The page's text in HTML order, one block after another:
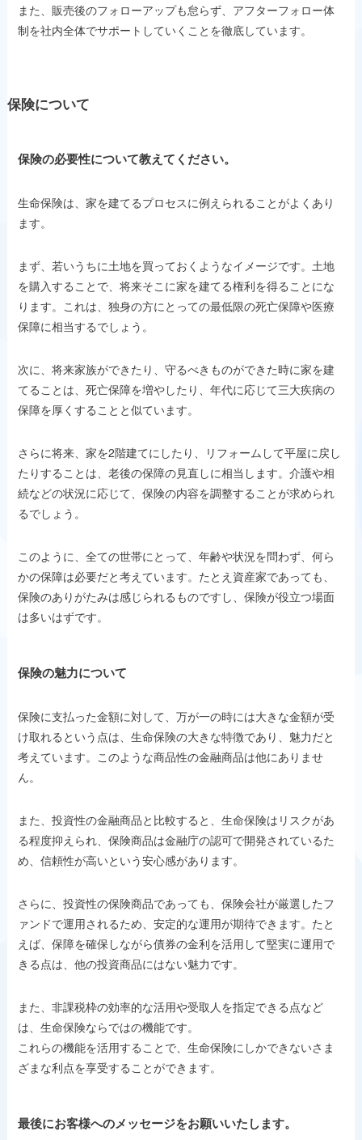
また、販売後のフォローアップも怠らず、アフターフォロー体
制を社内全体でサポートしていくことを徹底しています。
保険について
保険の必要性について教えてください。
生命保険は、家を建てるプロセスに例えられることがよくあり
ます。
まず、若いうちに土地を買っておくようなイメージです。土地
を購入することで、将来そこに家を建てる権利を得ることにな
ります。これは、独身の方にとっての最低限の死亡保障や医療
保障に相当するでしょう。
次に、将来家族ができたり、守るべきものができた時に家を建
てることは、死亡保障を増やしたり、年代に応じて三大疾病の
保障を厚くすることと似ています。
さらに将来、家を2階建てにしたり、リフォームして平屋に戻し
たりすることは、老後の保障の見直しに相当します。介護や相
続などの状況に応じて、保険の内容を調整することが求められ
るでしょう。
このように、全ての世帯にとって、年齢や状況を問わず、何ら
かの保障は必要だと考えています。たとえ資産家であっても、
保険のありがたみは感じられるものですし、保険が役立つ場面
は多いはずです。
保険の魅力について
保険に支払った金額に対して、万が一の時には大きな金額が受
け取れるという点は、生命保険の大きな特徴であり、魅力だと
考えています。このような商品性の金融商品は他にありませ
ん。
また、投資性の金融商品と比較すると、生命保険はリスクがあ
る程度抑えられ、保険商品は金融庁の認可で開発されているた
め、信頼性が高いという安心感があります。
さらに、投資性の保険商品であっても、保険会社が厳選したフ
ァンドで運用されるため、安定的な運用が期待できます。たと
えば、保障を確保しながら債券の金利を活用して堅実に運用で
きる点は、他の投資商品にはない魅力です。
また、非課税枠の効率的な活用や受取人を指定できる点など
は、生命保険ならではの機能です。
これらの機能を活用することで、生命保険にしかできないさま
ざまな利点を享受することができます。
最後にお客様へのメッセージをお願いいたします。